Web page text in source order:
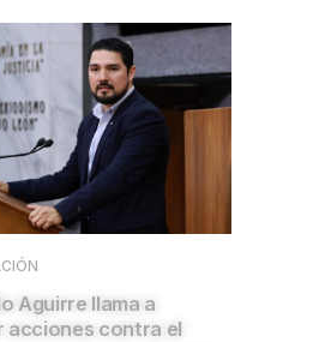
Aguirre llama a
acciones contra el